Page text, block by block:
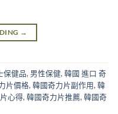
→
保健品, 男性保健, 韓國 進口 奇
片價格, 韓國奇力片副作用, 韓
心得, 韓國奇力片推薦, 韓國奇